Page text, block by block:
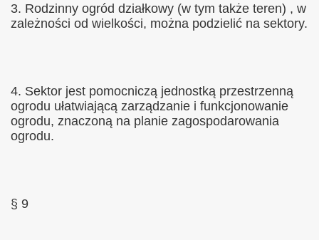
3. Rodzinny ogród działkowy (w tym także teren) , w
zależności od wielkości, można podzielić na sektory.
4. Sektor jest pomocniczą jednostką przestrzenną
ogrodu ułatwiającą zarządzanie i funkcjonowanie
ogrodu, znaczoną na planie zagospodarowania
ogrodu.
§ 9